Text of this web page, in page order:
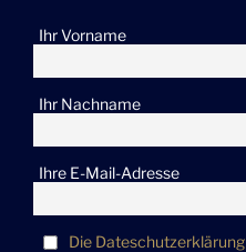
Ihr Vorname
Ihr Nachname
Ihre E-Mail-Adresse
Die